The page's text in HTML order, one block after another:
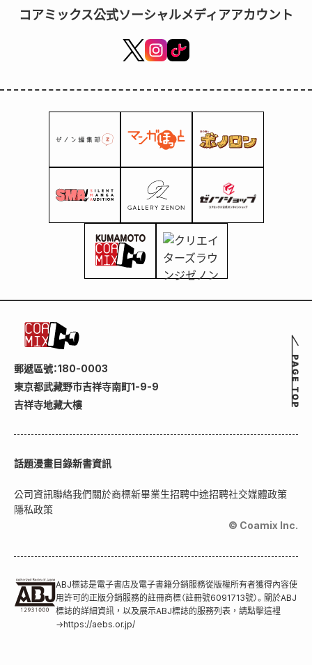
コアミックス公式ソーシャルメディアアカウント
郵遞區號：180-0003
東京都武藏野市吉祥寺南町1-9-9
吉祥寺地藏大樓
話題漫畫目錄新書資訊
公司資訊聯絡我們關於商標新畢業生招聘中途招聘社交媒體政策
隱私政策
© Coamix Inc.
ABJ標誌是電子書店及電子書籍分銷服務從版權所有者獲得內容使
用許可的正版分銷服務的註冊商標（註冊號6091713號）。關於ABJ
標誌的詳細資訊，以及展示ABJ標誌的服務列表，請點擊這裡
→https://aebs.or.jp/